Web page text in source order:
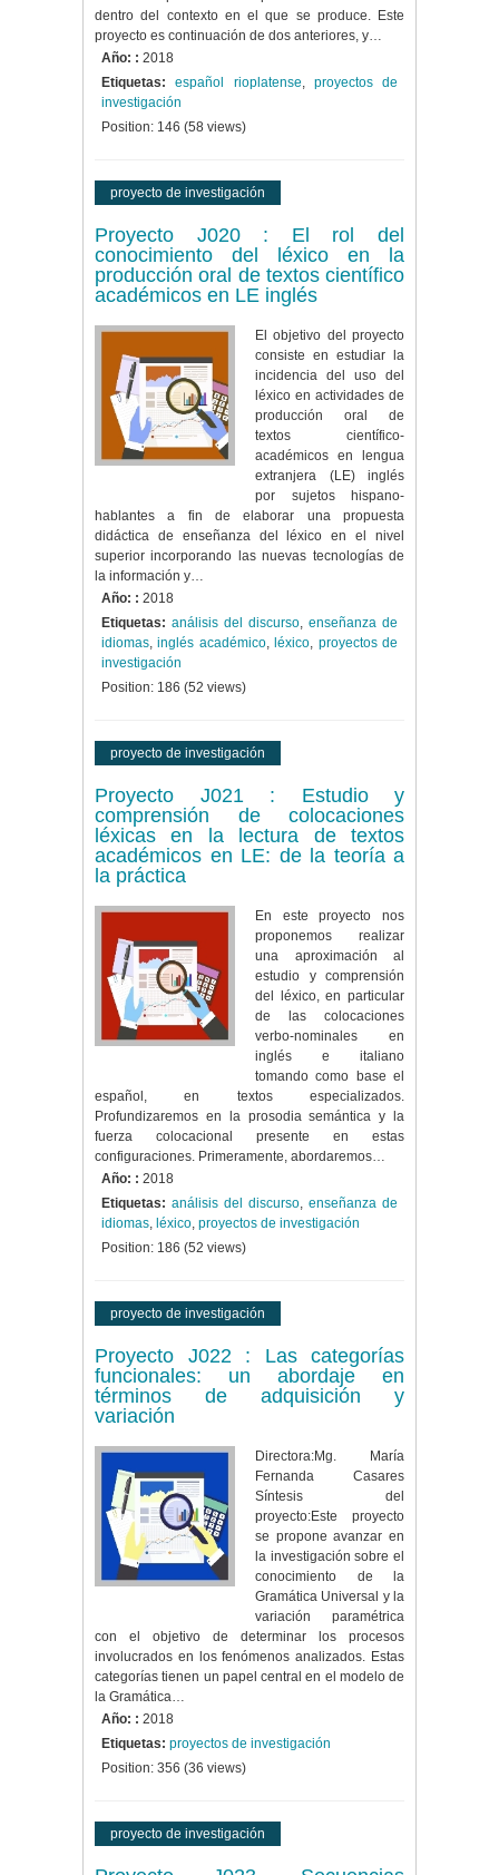
dentro del contexto en el que se produce. Este
proyecto es continuación de dos anteriores, y…
Año: : 2018
Etiquetas:
español rioplatense, proyectos de
investigación
Position: 146 (58 views)
proyecto de investigación
Proyecto J020 : El rol del
conocimiento del léxico en la
producción oral de textos científico
académicos en LE inglés
El objetivo del proyecto
consiste en estudiar la
incidencia del uso del
léxico en actividades de
producción oral de
textos científico-
académicos en lengua
extranjera (LE) inglés
por sujetos hispano-
hablantes a fin de elaborar una propuesta
didáctica de enseñanza del léxico en el nivel
superior incorporando las nuevas tecnologías de
la información y…
Año: : 2018
Etiquetas: análisis del discurso, enseñanza de
idiomas,inglés académico, léxico, proyectos de
investigación
Position: 186 (52 views)
proyecto de investigación
Proyecto J021 : Estudio y
comprensión de colocaciones
léxicas en la lectura de textos
académicos en LE: de la teoría a
la práctica
En este proyecto nos
proponemos realizar
una aproximación al
estudio y comprensión
del léxico, en particular
de las colocaciones
verbo-nominales en
inglés e italiano
tomando como base el
español, en textos especializados.
Profundizaremos en la prosodia semántica y la
fuerza colocacional presente en estas
configuraciones. Primeramente, abordaremos…
Año: : 2018
Etiquetas: análisis del discurso, enseñanza de
idiomas, léxico, proyectos de investigación
Position: 186 (52 views)
proyecto de investigación
Proyecto J022 : Las categorías
funcionales: un abordaje en
términos de adquisición y
variación
Directora:Mg. María
Fernanda Casares
Síntesis del
proyecto:Este proyecto
se propone avanzar en
la investigación sobre el
conocimiento de la
Gramática Universal y la
variación paramétrica
con el objetivo de determinar los procesos
involucrados en los fenómenos analizados. Estas
categorías tienen un papel central en el modelo de
la Gramática…
Año: : 2018
Etiquetas: proyectos de investigación
Position: 356 (36 views)
proyecto de investigación